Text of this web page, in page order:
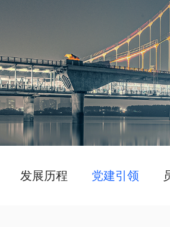
打造绿色建材，共筑
了解更多
打造绿色建材，共筑
了解更多
打造绿色建材，共筑
了解更多
打造绿色建材，共筑
了解更多
了解更多
打造绿色建材，共筑
了解更多
打造绿色建材，共筑
了解更多
发展历程 党建引领